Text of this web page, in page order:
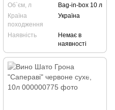
Об`єм, л
Bag-in-box 10 л
Країна
походження
Україна
Наявність
Немає в
наявності